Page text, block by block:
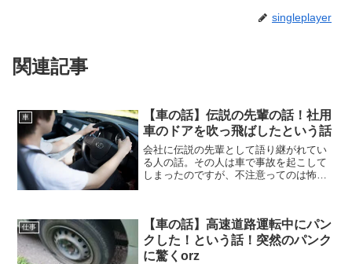
singleplayer
関連記事
車
【車の話】伝説の先輩の話！社用
車のドアを吹っ飛ばしたという話
会社に伝説の先輩として語り継がれてい
る人の話。その人は車で事故を起こして
しまったのですが、不注意ってのは怖い
仕事
【車の話】高速道路運転中にパン
クした！という話！突然のパンク
に驚くorz